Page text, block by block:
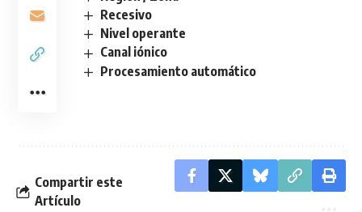
Recesivo
Nivel operante
Canal iónico
Procesamiento automático
Compartir este
Artículo